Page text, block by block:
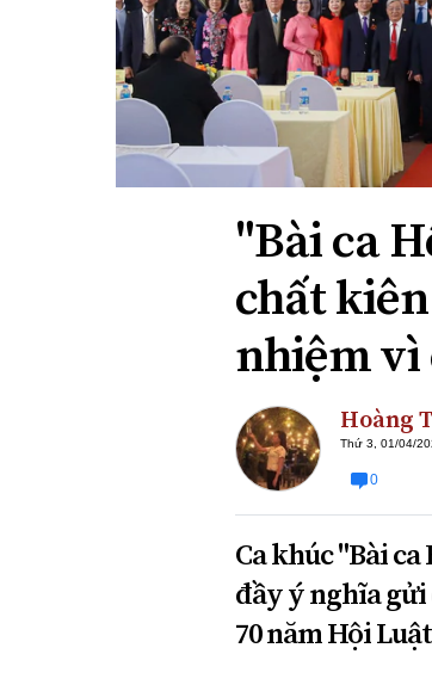
Xi nhan Trái Phải
Bạn đọc viết
"Bài ca
chất
nhiệm vì
Hoàng
Thứ 3, 01/04/
0
Ca khúc "Bài
đầy ý nghĩa
70 năm Hội